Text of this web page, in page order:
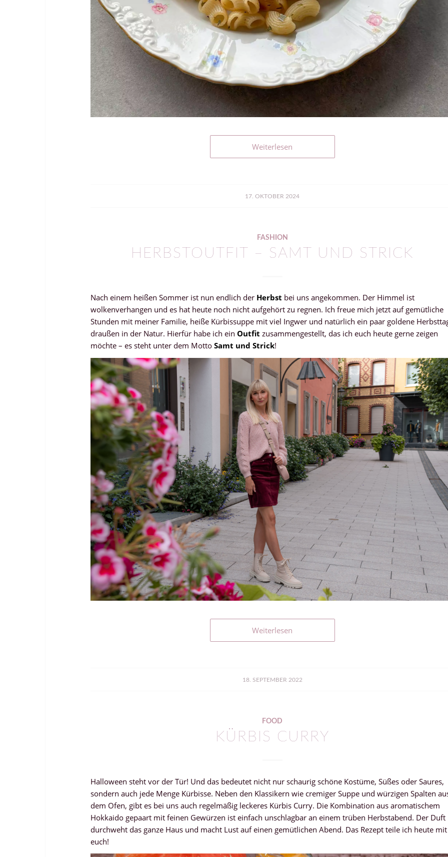
Weiterlesen
17. OKTOBER 2024
FASHION
HERBSTOUTFIT – SAMT UND STRICK
Nach einem heißen Sommer ist nun endlich der Herbst bei uns angekommen. Der Himmel ist
wolkenverhangen und es hat heute noch nicht aufgehört zu regnen. Ich freue mich jetzt auf gemütliche
Stunden mit meiner Familie, heiße Kürbissuppe mit viel Ingwer und natürlich ein paar goldene
draußen in der Natur. Hierfür habe ich ein Outfit zusammengestellt, das ich euch heute gerne zeigen
möchte – es steht unter dem Motto Samt und Strick!
Weiterlesen
18. SEPTEMBER 2022
FOOD
KÜRBIS CURRY
Halloween steht vor der Tür! Und das bedeutet nicht nur schaurig schöne Kostüme, Süßes oder Saures,
sondern auch jede Menge Kürbisse. Neben den Klassikern wie cremiger Suppe und würzigen Spalten
dem Ofen, gibt es bei uns auch regelmäßig leckeres Kürbis Curry. Die Kombination aus aromatischem
Hokkaido gepaart mit feinen Gewürzen ist einfach unschlagbar an einem trüben Herbstabend. Der Duft
durchweht das ganze Haus und macht Lust auf einen gemütlichen Abend. Das Rezept teile ich heute mit
euch!